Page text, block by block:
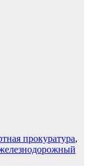
прокуратура,